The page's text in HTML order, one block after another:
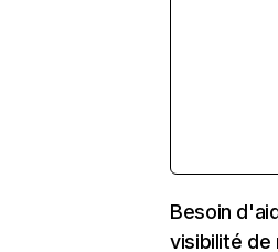
Besoin
visibilité de